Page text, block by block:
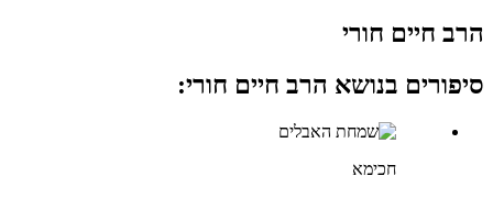
הרב חיים חורי
סיפורים בנושא הרב חיים חורי:
חכימא